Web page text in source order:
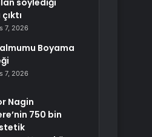
söylediği
7, 2026
Boyama
7, 2026
Nagin
750 bin